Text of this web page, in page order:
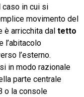
caso in cui si
movimento del
è arricchita dal tetto
l’abitacolo
l’esterno.
in modo razionale
parte centrale
o la console